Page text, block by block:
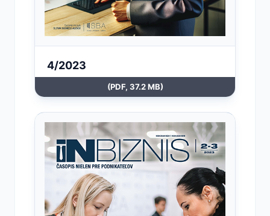
4/2023
(PDF, 37.2 MB)